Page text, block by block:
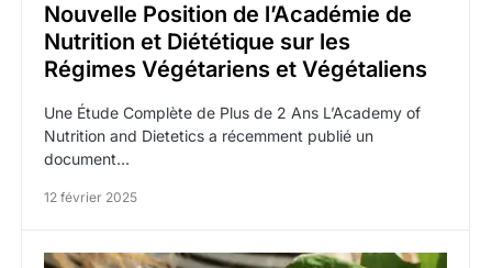
Nouvelle Position de l’Académie de
Nutrition et Diététique sur les
Régimes Végétariens et Végétaliens
Une Étude Complète de Plus de 2 Ans L’Academy of
Nutrition and Dietetics a récemment publié un
document…
12 février 2025